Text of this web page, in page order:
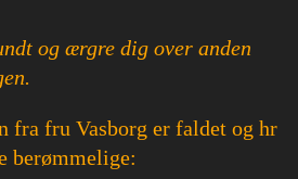
og ærgre dig over anden
fra fru Vasborg er faldet og hr
berømmelige: